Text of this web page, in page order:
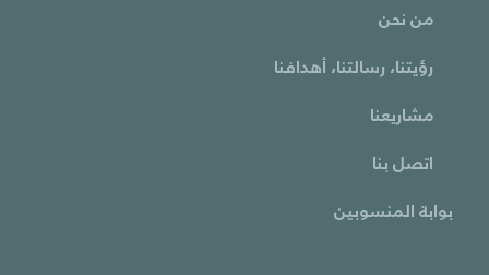
من نحن
رؤيتنا، رسالتنا، أهدافنا
مشاريعنا
اتصل بنا
بوابة المنسوبين